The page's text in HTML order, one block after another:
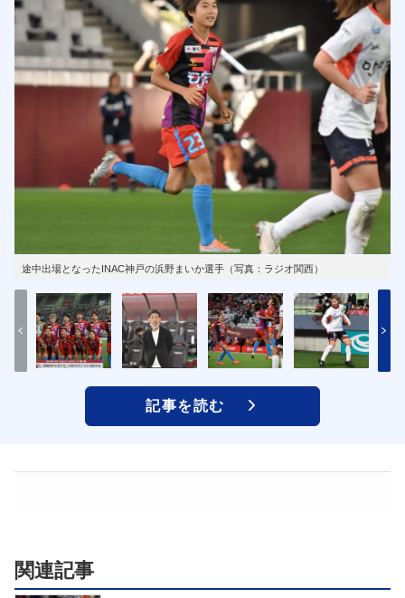
途中出場となったINAC神戸の浜野まいか選手（写真：ラジオ関西）
記事を読む
関連記事